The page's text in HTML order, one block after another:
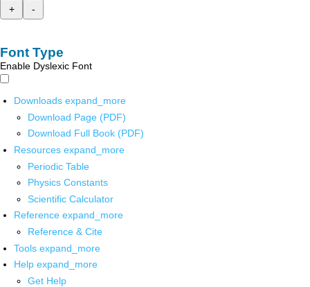
+
-
Font Type
Enable Dyslexic Font
Downloads expand_more
Download Page (PDF)
Download Full Book (PDF)
Resources expand_more
Periodic Table
Physics Constants
Scientific Calculator
Reference expand_more
Reference & Cite
Tools expand_more
Help expand_more
Get Help